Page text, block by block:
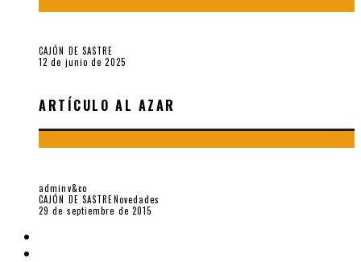
CAJÓN DE SASTRE
12 de junio de 2025
ARTÍCULO AL AZAR
adminv&co
CAJÓN DE SASTRENovedades
29 de septiembre de 2015